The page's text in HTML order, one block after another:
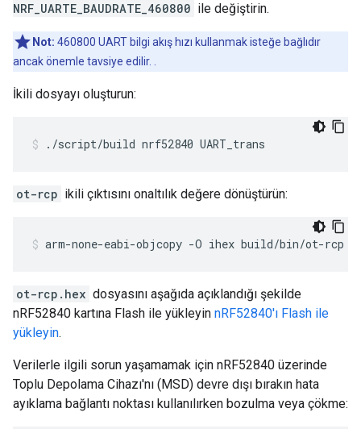
NRF_UARTE_BAUDRATE_460800 ile değiştirin.
Not: 460800 UART bilgi akış hızı kullanmak isteğe bağlıdır
ancak önemle tavsiye edilir. .
İkili dosyayı oluşturun:
./script/build nrf52840 UART_trans
ot-rcp ikili çıktısını onaltılık değere dönüştürün:
arm-none-eabi-objcopy -O ihex build/bin/ot-rcp
ot-rcp.hex dosyasını aşağıda açıklandığı şekilde
nRF52840 kartına Flash ile yükleyin nRF52840'ı Flash ile
yükleyin.
Verilerle ilgili sorun yaşamamak için nRF52840 üzerinde
Toplu Depolama Cihazı'nı (MSD) devre dışı bırakın hata
ayıklama bağlantı noktası kullanılırken bozulma veya çökme: